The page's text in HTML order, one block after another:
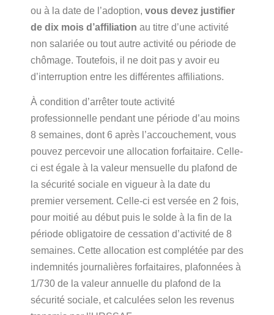
ou à la date de l’adoption, vous devez justifier
de dix mois d’affiliation au titre d’une activité
non salariée ou tout autre activité ou période de
chômage. Toutefois, il ne doit pas y avoir eu
d’interruption entre les différentes affiliations.
À condition d’arrêter toute activité
professionnelle pendant une période d’au moins
8 semaines, dont 6 après l’accouchement, vous
pouvez percevoir une allocation forfaitaire. Celle-
ci est égale à la valeur mensuelle du plafond de
la sécurité sociale en vigueur à la date du
premier versement. Celle-ci est versée en 2 fois,
pour moitié au début puis le solde à la fin de la
période obligatoire de cessation d’activité de 8
semaines. Cette allocation est complétée par des
indemnités journalières forfaitaires, plafonnées à
1/730 de la valeur annuelle du plafond de la
sécurité sociale, et calculées selon les revenus